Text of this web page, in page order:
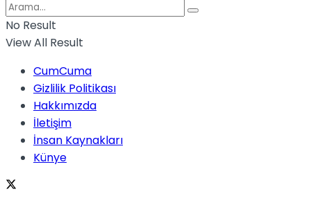
No Result
View All Result
CumCuma
Gizlilik Politikası
Hakkımızda
İletişim
İnsan Kaynakları
Künye